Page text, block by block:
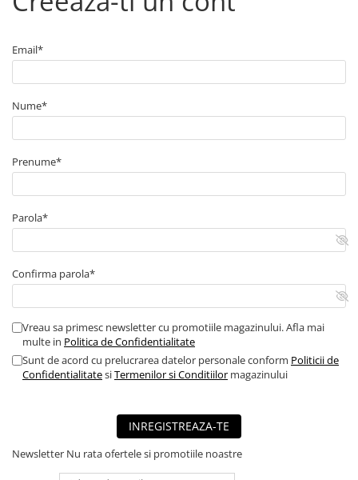
■ Electrice
■ Stergatoare auto
■ Suporturi portbagaj
■ Consumabile service
■ Echipamente de ridicare
■ Produse sezoniere
■ Echipamente atelier
■ Scule si echipamente
pneumatice
■ Odorizanti auto
■ Consumabile vopsitorie
■ Lampi camioane
■ Accesorii vehicule electrice
■ Mobilier service
Email*
Nume*
Prenume*
Parola*
Confirma parola*
Vreau sa primesc newsletter cu promotiile magazinului. Afla mai
multe in Politica de Confidentialitate
Sunt de acord cu prelucrarea datelor personale conform Politicii de
ConfidentialitatesiTermenilor si Conditiilor magazinului
INREGISTREAZA-TE
Newsletter Nu rata ofertele si promotiile noastre